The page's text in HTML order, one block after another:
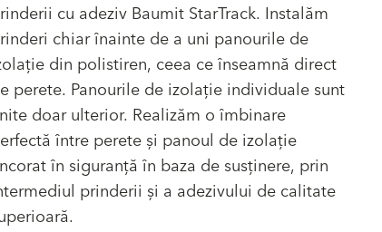
cu adeziv Baumit StarTrack. Instalăm
chiar înainte de a uni panourile de
din polistiren, ceea ce înseamnă direct
perete. Panourile de izolație individuale sunt
doar ulterior. Realizăm o îmbinare
între perete și panoul de izolație
în siguranță în baza de susținere, prin
prinderii și a adezivului de calitate